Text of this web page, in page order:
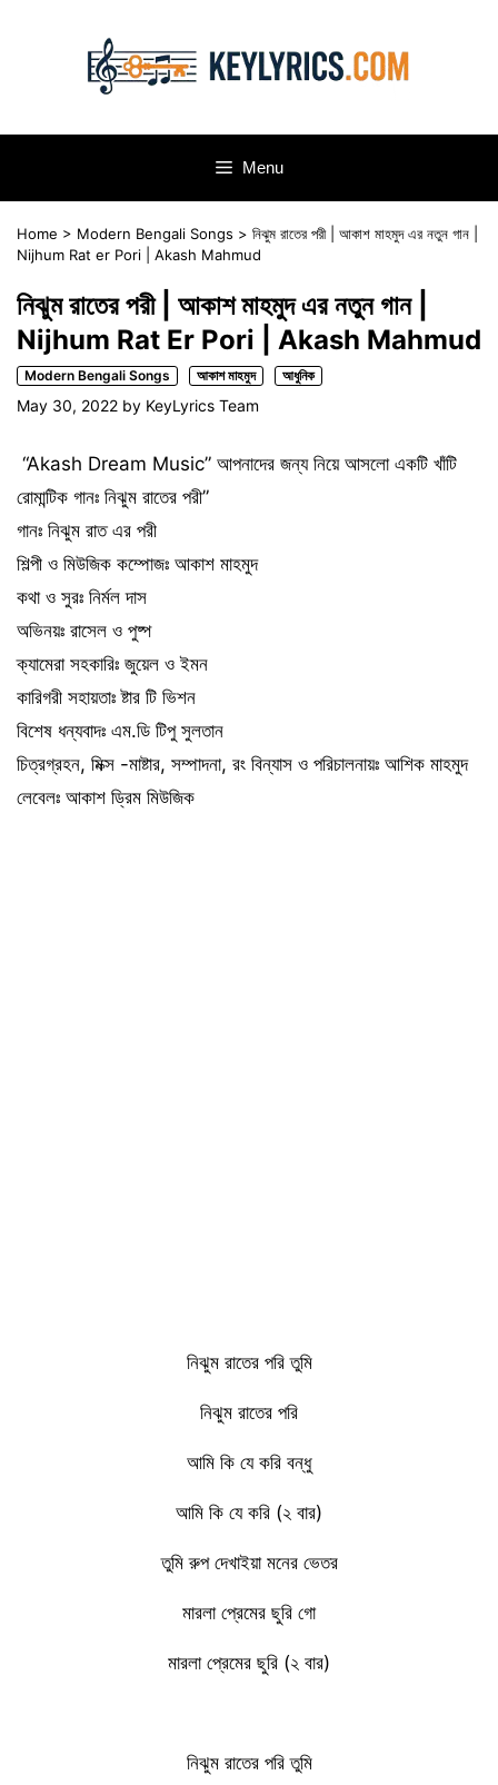
Menu
Home > Modern Bengali Songs > নিঝুম রাতের পরী | আকাশ মাহমুদ এর নতুন গান |
Nijhum Rat er Pori | Akash Mahmud
নিঝুম রাতের পরী | আকাশ মাহমুদ এর নতুন গান |
Nijhum Rat Er Pori | Akash Mahmud
Modern Bengali Songs আকাশ মাহমুদ আধুনিক
May 30, 2022 by KeyLyrics Team
“Akash Dream Music” আপনাদের জন্য নিয়ে আসলো একটি খাঁটি
রোমান্টিক গানঃ নিঝুম রাতের পরী”
গানঃ নিঝুম রাত এর পরী
শিল্পী ও মিউজিক কম্পোজঃ আকাশ মাহমুদ
কথা ও সুরঃ নির্মল দাস
অভিনয়ঃ রাসেল ও পুষ্প
ক্যামেরা সহকারিঃ জুয়েল ও ইমন
কারিগরী সহায়তাঃ ষ্টার টি ভিশন
বিশেষ ধন্যবাদঃ এম.ডি টিপু সুলতান
চিত্রগ্রহন, মিক্স -মাষ্টার, সম্পাদনা, রং বিন্যাস ও পরিচালনায়ঃ আশিক মাহমুদ
লেবেলঃ আকাশ ড্রিম মিউজিক
নিঝুম রাতের পরি তুমি
নিঝুম রাতের পরি
আমি কি যে করি বন্ধু
আমি কি যে করি (২ বার)
তুমি রুপ দেখাইয়া মনের ভেতর
মারলা প্রেমের ছুরি গো
মারলা প্রেমের ছুরি (২ বার)
নিঝুম রাতের পরি তুমি